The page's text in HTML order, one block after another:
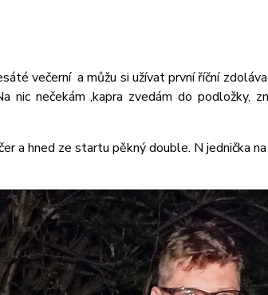
večerní a můžu si užívat první říční
nic nečekám ,kapra zvedám do podložky,
a hned ze startu pěkný double. N jednička